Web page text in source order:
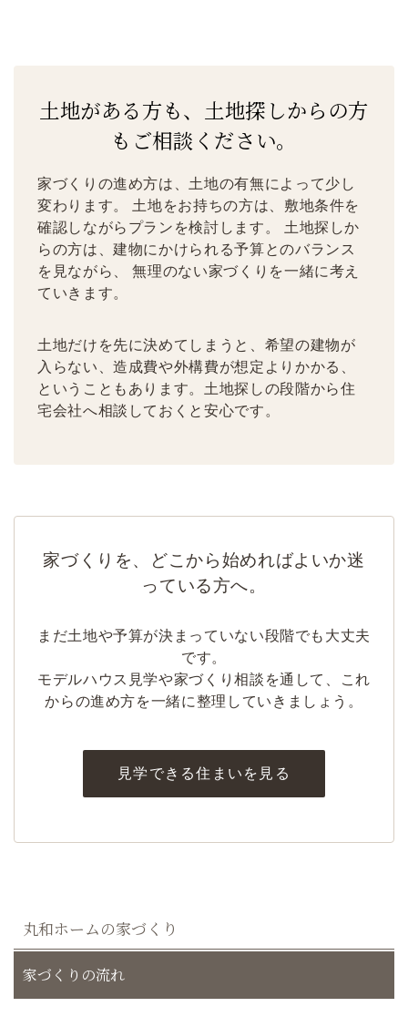
土地がある方も、土地探しからの方
もご相談ください。
家づくりの進め方は、土地の有無によって少し
変わります。 土地をお持ちの方は、敷地条件を
確認しながらプランを検討します。 土地探しか
らの方は、建物にかけられる予算とのバランス
を見ながら、 無理のない家づくりを一緒に考え
ていきます。
土地だけを先に決めてしまうと、希望の建物が
入らない、造成費や外構費が想定よりかかる、
ということもあります。土地探しの段階から住
宅会社へ相談しておくと安心です。
家づくりを、どこから始めればよいか迷
っている方へ。
まだ土地や予算が決まっていない段階でも大丈夫
です。
モデルハウス見学や家づくり相談を通して、これ
からの進め方を一緒に整理していきましょう。
見学できる住まいを見る
丸和ホームの家づくり
家づくりの流れ